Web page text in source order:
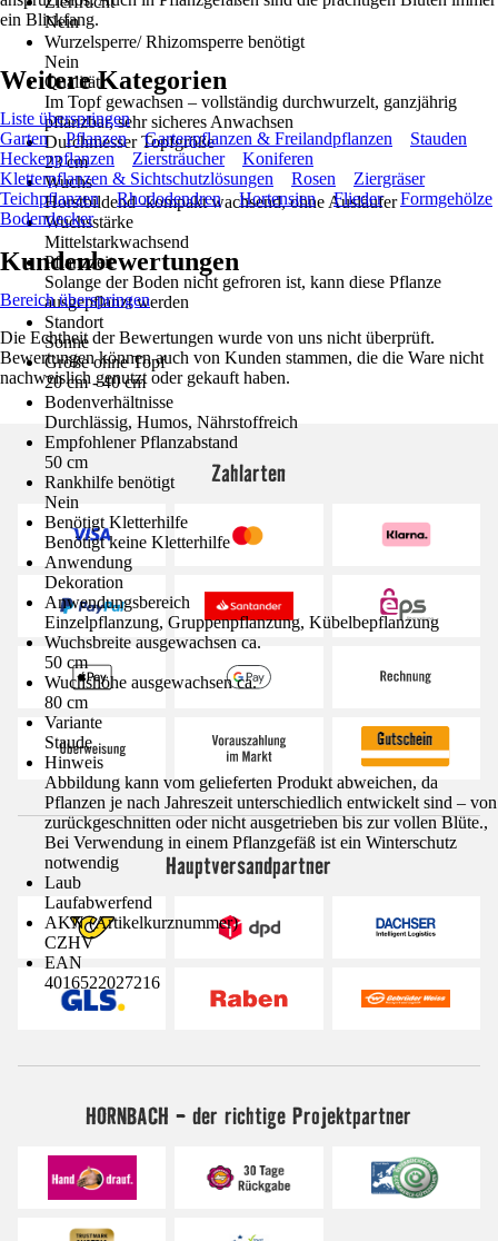
Nein
Wurzelsperre/ Rhizomsperre benötigt
Nein
Qualität
Im Topf gewachsen – vollständig durchwurzelt, ganzjährig
pflanzbar, sehr sicheres Anwachsen
Durchmesser Topfgröße
23 cm
Wuchs
Horstbildend -kompakt wachsend, ohne Ausläufer
Wuchsstärke
Mittelstarkwachsend
Pflanzzeit
Solange der Boden nicht gefroren ist, kann diese Pflanze
ausgepflanzt werden
Standort
Sonne
Größe ohne Topf
20 cm - 40 cm
Bodenverhältnisse
Durchlässig, Humos, Nährstoffreich
Empfohlener Pflanzabstand
50 cm
Rankhilfe benötigt
Nein
Benötigt Kletterhilfe
Benötigt keine Kletterhilfe
Anwendung
Dekoration
Anwendungsbereich
Einzelpflanzung, Gruppenpflanzung, Kübelbepflanzung
Wuchsbreite ausgewachsen ca.
50 cm
Wuchshöhe ausgewachsen ca.
80 cm
Variante
Staude
Hinweis
Abbildung kann vom gelieferten Produkt abweichen, da
Pflanzen je nach Jahreszeit unterschiedlich entwickelt sind – von
zurückgeschnitten oder nicht ausgetrieben bis zur vollen Blüte.,
Bei Verwendung in einem Pflanzgefäß ist ein Winterschutz
notwendig
Laub
Laufabwerfend
AKN (Artikelkurznummer)
CZHV
EAN
4016522027216
ein Blickfang.
Weitere Kategorien
Liste überspringen
Garten
Pflanzen Gartenpflanzen & Freilandpflanzen
Stauden
Heckenpflanzen
Ziersträucher
Koniferen
Kletterpflanzen & Sichtschutzlösungen
Rosen
Ziergräser
Teichpflanzen
Rhododendren Hortensien Flieder
Formgehölze
Bodendecker
Kundenbewertungen
Bereich überspringen
Die Echtheit der Bewertungen wurde von uns nicht überprüft.
Bewertungen können auch von Kunden stammen, die die Ware nicht
nachweislich genutzt oder gekauft haben.
Zahlarten
Hauptversandpartner
HORNBACH - der richtige Projektpartner